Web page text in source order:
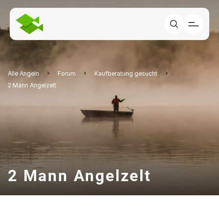
Alle Angeln Forum
Kaufberatung gesucht
2 Mann Angelzelt
2 Mann Angelzelt